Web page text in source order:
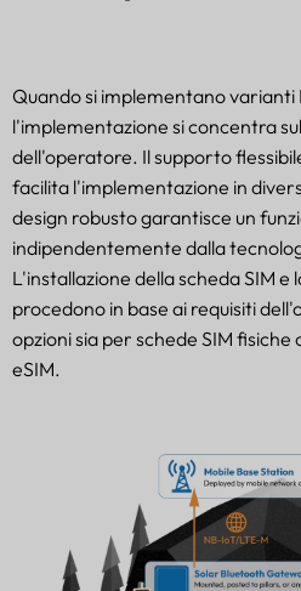
Quando si implementano varianti
l'implementazione si concentra
dell'operatore. Il supporto
facilita l'implementazione in
design robusto garantisce un
indipendentemente dalla
L'installazione della scheda SIM
procedono in base ai requisiti
opzioni sia per schede SIM
eSIM.